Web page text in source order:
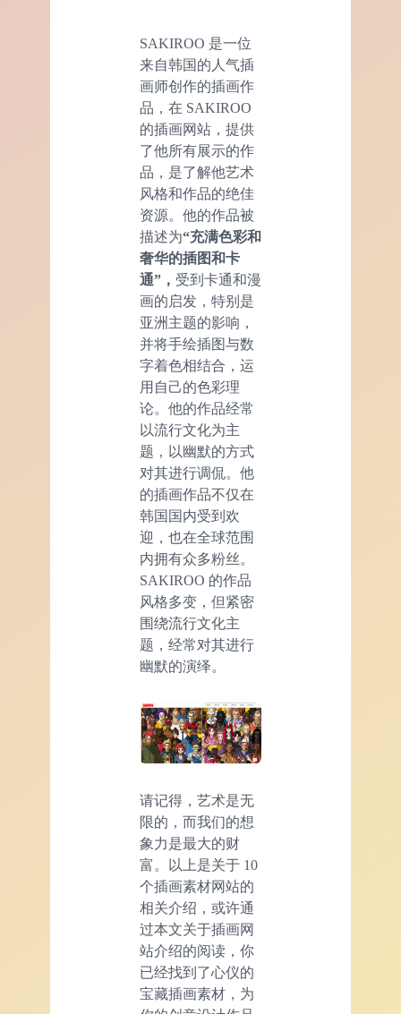
SAKIROO 是一位
来自韩国的人气插
画师创作的插画作
品，在 SAKIROO
的插画网站，提供
了他所有展示的作
品，是了解他艺术
风格和作品的绝佳
资源。他的作品被
描述为“充满色彩和
奢华的插图和卡
通”， 受到卡通和漫
画的启发，特别是
亚洲主题的影响，
并将手绘插图与数
字着色相结合，运
用自己的色彩理
论。他的作品经常
以流行文化为主
题，以幽默的方式
对其进行调侃。他
的插画作品不仅在
韩国国内受到欢
迎，也在全球范围
内拥有众多粉丝。
SAKIROO 的作品
风格多变，但紧密
围绕流行文化主
题，经常对其进行
幽默的演绎。
请记得，艺术是无
限的，而我们的想
象力是最大的财
富。以上是关于 10
个插画素材网站的
相关介绍，或许通
过本文关于插画网
站介绍的阅读，你
已经找到了心仪的
宝藏插画素材，为